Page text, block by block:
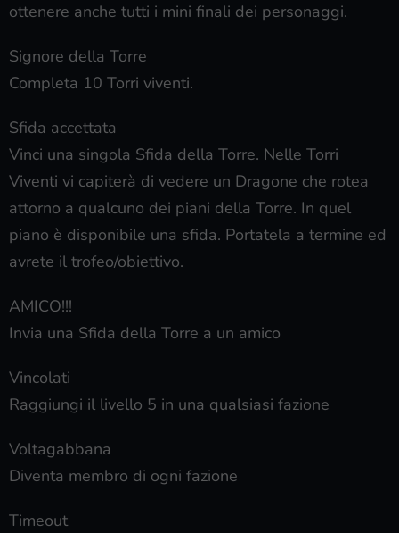
ottenere anche tutti i mini finali dei personaggi.
Signore della Torre
Completa 10 Torri viventi.
Sfida accettata
Vinci una singola Sfida della Torre. Nelle Torri
Viventi vi capiterà di vedere un Dragone che rotea
attorno a qualcuno dei piani della Torre. In quel
piano è disponibile una sfida. Portatela a termine ed
avrete il trofeo/obiettivo.
AMICO!!!
Invia una Sfida della Torre a un amico
Vincolati
Raggiungi il livello 5 in una qualsiasi fazione
Voltagabbana
Diventa membro di ogni fazione
Timeout